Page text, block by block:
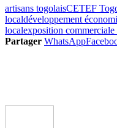
artisans togolaisCETEF
localdéveloppement
localexposition commerciale
Partager WhatsApp